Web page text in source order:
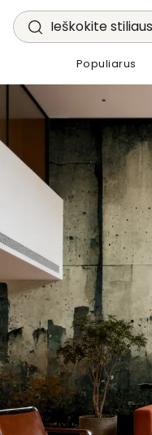
Ieškokite
Populiarus